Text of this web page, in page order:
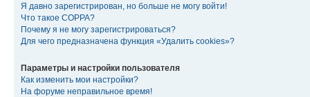
Я давно зарегистрирован, но больше не могу войти!
Что такое COPPA?
Почему я не могу зарегистрироваться?
Для чего предназначена функция «Удалить cookies»?
Параметры и настройки пользователя
Как изменить мои настройки?
На форуме неправильное время!